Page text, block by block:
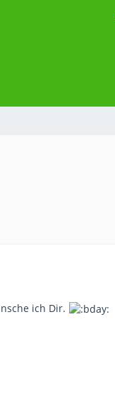
ich Dir.